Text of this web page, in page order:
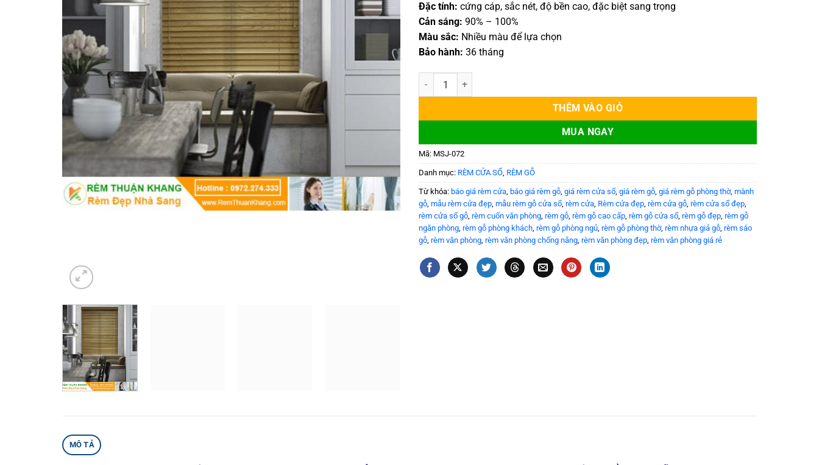
Đặc tính: cứng cáp, sắc nét, độ bền cao, đặc biệt sang trọng
Cản sáng: 90% – 100%
Màu sắc: Nhiều màu để lựa chọn
Bảo hành: 36 tháng
Rèm cửa bằng gỗ Bách cao cấp mã MSJ-072 số lượng
THÊM VÀO GIỎ
MUA NGAY
Mã: MSJ-072
Danh mục: RÈM CỬA SỔ, RÈM GỖ
Từ khóa: báo giá rèm cửa, báo giá rèm gỗ, giá rèm cửa sổ, giá rèm gỗ, giá rèm gỗ phòng thờ, mành
gỗ, mẫu rèm cửa đẹp, mẫu rèm gỗ cửa sổ, rèm cửa, Rèm cửa đẹp, rèm cửa gỗ, rèm cửa sổ đẹp,
rèm cửa sổ gỗ, rèm cuốn văn phòng, rèm gỗ, rèm gỗ cao cấp, rèm gỗ cửa sổ, rèm gỗ đẹp, rèm gỗ
ngăn phòng, rèm gỗ phòng khách, rèm gỗ phòng ngủ, rèm gỗ phòng thờ, rèm nhựa giả gỗ, rèm sáo
gỗ, rèm văn phòng, rèm văn phòng chống nắng, rèm văn phòng đẹp, rèm văn phòng giá rẻ
MÔ TẢ